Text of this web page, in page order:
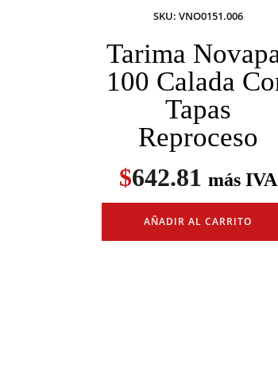
SKU: VNO0151.006
Tarima
100 Calada
Tapas
Reproceso
$642.81 más IVA
AÑADIR AL CARRITO